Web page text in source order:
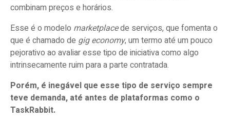
combinam preços e horários.
Esse é o modelo marketplacede serviços, que fomenta o
que é chamado de gig economy, um termo até um pouco
pejorativo ao avaliar esse tipo de iniciativa como algo
intrinsecamente ruim para a parte contratada.
Porém, é inegável que esse tipo de serviço sempre
teve demanda, até antes de plataformas como o
TaskRabbit.